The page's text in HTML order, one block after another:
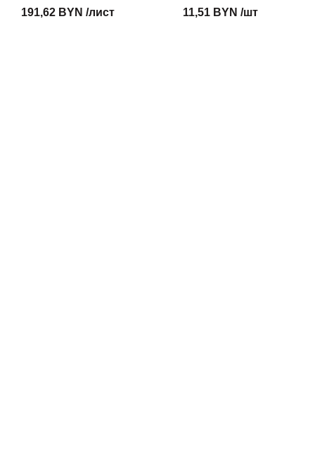
191,62 BYN /лист 11,51 BYN /шт